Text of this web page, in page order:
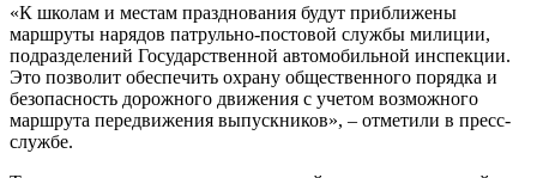
«К школам и местам празднования будут приближены
маршруты нарядов патрульно-постовой службы милиции,
подразделений Государственной автомобильной инспекции.
Это позволит обеспечить охрану общественного порядка и
безопасность дорожного движения с учетом возможного
маршрута передвижения выпускников», – отметили в пресс-
службе.